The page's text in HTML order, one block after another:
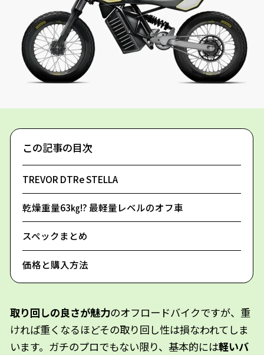
この記事の目次
TREVOR DTRe STELLA
乾燥重量63㎏!? 最軽量レベルのオフ車
スペックまとめ
価格と購入方法
取り回しの良さが魅力のオフロードバイクですが、重
ければ重くなるほどその取り回し性は損なわれてしま
います。ガチのプロでもない限り、基本的には軽いバ